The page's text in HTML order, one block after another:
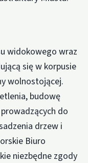
widokowego wraz
się w korpusie
wolnostojącej.
budowę
do
drzew i
Biuro
niezbędne zgody